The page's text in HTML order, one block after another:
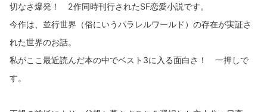
切なさ爆発！ 2作同時刊行されたSF恋愛小説です。
今作は、並行世界（俗にいうパラレルワールド）の存在が実証さ
れた世界のお話。
私がここ最近読んだ本の中でベスト3に入る面白さ！ 一押しで
す。